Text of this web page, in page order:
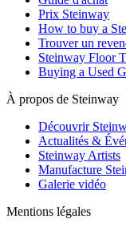
Prix Steinway
How to buy a
Trouver un
Steinway Floor
Buying a Used
À propos de Steinway
Découvrir
Actualités &
Steinway Artists
Manufacture
Galerie vidéo
Mentions légales